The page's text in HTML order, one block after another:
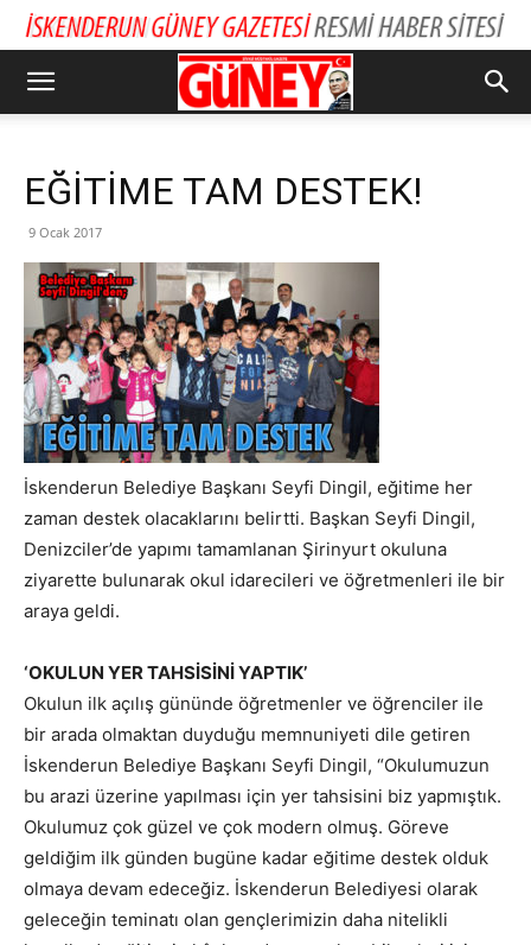
EĞİTİME TAM DESTEK!
9 Ocak 2017
İskenderun Belediye Başkanı Seyfi Dingil, eğitime her
zaman destek olacaklarını belirtti. Başkan Seyfi Dingil,
Denizciler’de yapımı tamamlanan Şirinyurt okuluna
ziyarette bulunarak okul idarecileri ve öğretmenleri ile bir
araya geldi.
‘OKULUN YER TAHSİSİNİ YAPTIK’
Okulun ilk açılış gününde öğretmenler ve öğrenciler ile
bir arada olmaktan duyduğu memnuniyeti dile getiren
İskenderun Belediye Başkanı Seyfi Dingil, “Okulumuzun
bu arazi üzerine yapılması için yer tahsisini biz yapmıştık.
Okulumuz çok güzel ve çok modern olmuş. Göreve
geldiğim ilk günden bugüne kadar eğitime destek olduk
olmaya devam edeceğiz. İskenderun Belediyesi olarak
geleceğin teminatı olan gençlerimizin daha nitelikli